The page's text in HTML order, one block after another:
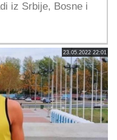
iz Srbije, Bosne i
23.05.2022 22:01